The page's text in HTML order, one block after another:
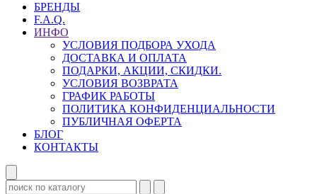
БРЕНДЫ
F.A.Q.
ИНФО
УСЛОВИЯ ПОДБОРА УХОДА
ДОСТАВКА И ОПЛАТА
ПОДАРКИ, АКЦИИ, СКИДКИ.
УСЛОВИЯ ВОЗВРАТА
ГРАФИК РАБОТЫ
ПОЛИТИКА КОНФИДЕНЦИАЛЬНОСТИ
ПУБЛИЧНАЯ ОФЕРТА
БЛОГ
КОНТАКТЫ